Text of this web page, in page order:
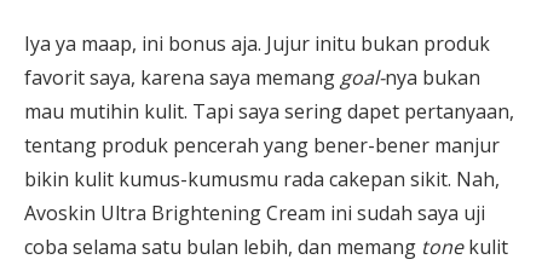
Iya ya maap, ini bonus aja. Jujur initu bukan produk
favorit saya, karena saya memang goal-nya bukan
mau mutihin kulit. Tapi saya sering dapet pertanyaan,
tentang produk pencerah yang bener-bener manjur
bikin kulit kumus-kumusmu rada cakepan sikit. Nah,
Avoskin Ultra Brightening Cream ini sudah saya uji
coba selama satu bulan lebih, dan memang tonekulit